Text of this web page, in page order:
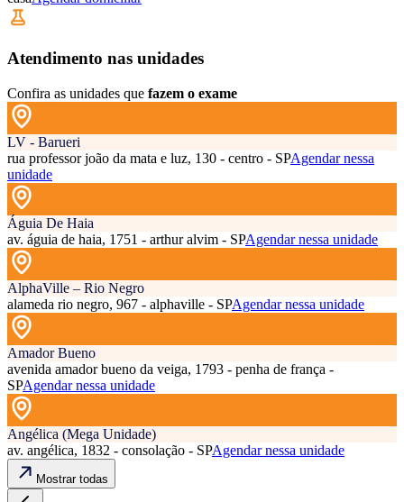
Atendimento nas unidades
Confira as unidades que fazem o exame
LV - Barueri
rua professor joão da mata e luz, 130 - centro - SPAgendar nessa
unidade
Águia De Haia
av. águia de haia, 1751 - arthur alvim - SPAgendar nessa unidade
AlphaVille – Rio Negro
alameda rio negro, 967 - alphaville - SPAgendar nessa unidade
Amador Bueno
avenida amador bueno da veiga, 1793 - penha de frança -
SPAgendar nessa unidade
Angélica (Mega Unidade)
av. angélica, 1832 - consolação - SPAgendar nessa unidade
Mostrar todas